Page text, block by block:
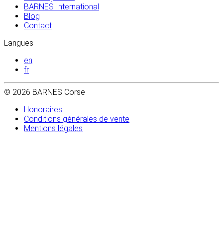
BARNES International
Blog
Contact
Langues
en
fr
© 2026 BARNES Corse
Honoraires
Conditions générales de vente
Mentions légales